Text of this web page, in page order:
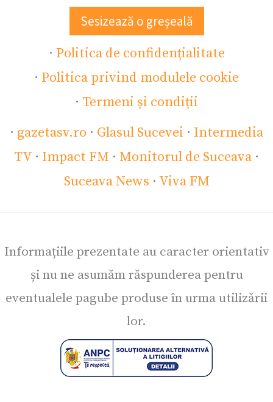
Sesizează o greșeală
· Politica de confidențialitate
· Politica privind modulele cookie
· Termeni și condiții
· gazetasv.ro · Glasul Sucevei · Intermedia
TV · Impact FM · Monitorul de Suceava ·
Suceava News · Viva FM
Informațiile prezentate au caracter orientativ
și nu ne asumăm răspunderea pentru
eventualele pagube produse în urma utilizării
lor.